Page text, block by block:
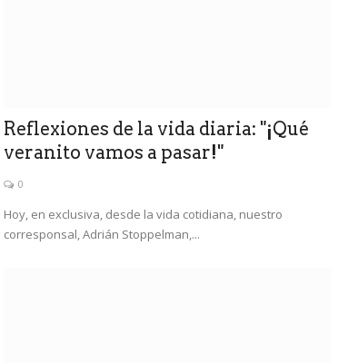
Reflexiones de la vida diaria: "¡Qué
veranito vamos a pasar!"
0
Hoy, en exclusiva, desde la vida cotidiana, nuestro
corresponsal, Adrián Stoppelman,...